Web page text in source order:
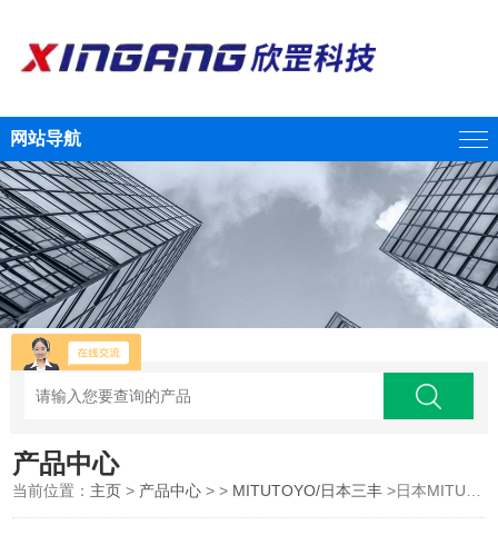
网站导航
产品中心
当前位置： 主页 > 产品中心 > > MITUTOYO/日本三丰 >日本MITUTOYO三丰显微镜/江西欣罡科技供应